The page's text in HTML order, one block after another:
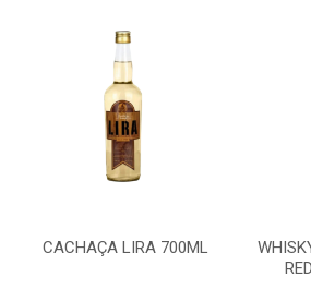
CACHAÇA LIRA 700ML